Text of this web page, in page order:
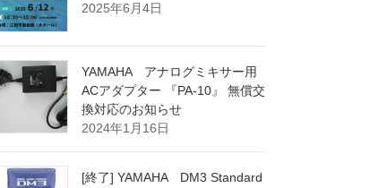
2025年6月4日
YAMAHA アナログミキサー用
ACアダプター 『PA-10』 無償交
換対応のお知らせ
2024年1月16日
[終了] YAMAHA DM3 Standard